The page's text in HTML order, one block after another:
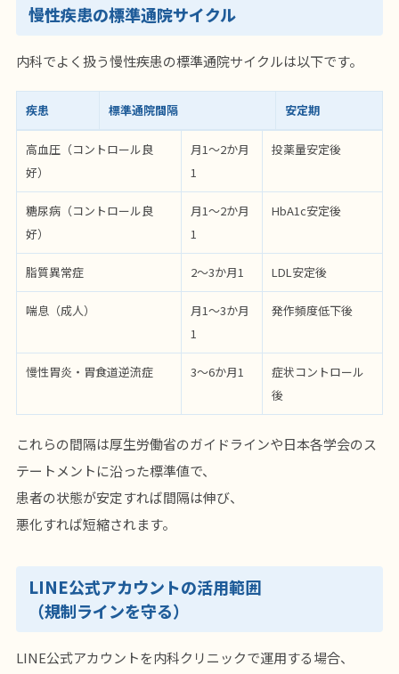
慢性疾患の標準通院サイクル
内科でよく扱う慢性疾患の標準通院サイクルは以下です。
疾患 標準通院間隔 安定期
高血圧（コントロール良
好）
月1〜2か月
1
投薬量安定後
糖尿病（コントロール良
好）
月1〜2か月
1
HbA1c安定後
脂質異常症 2〜3か月1 LDL安定後
喘息（成人）
月1〜3か月
1
発作頻度低下後
慢性胃炎・胃食道逆流症 3〜6か月1
症状コントロール
後
これらの間隔は厚生労働省のガイドラインや日本各学会のス
テートメントに沿った標準値で、
患者の状態が安定すれば間隔は伸び、
悪化すれば短縮されます。
LINE公式アカウントの活用範囲
（規制ラインを守る）
LINE公式アカウントを内科クリニックで運用する場合、